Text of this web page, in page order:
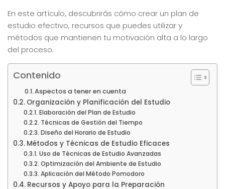
En este artículo, descubrirás cómo crear un plan de
estudio efectivo, recursos que puedes utilizar y
métodos que mantienen tu motivación alta a lo largo
del proceso.
Contenido
Aspectos a tener en cuenta
Organización y Planificación del Estudio
Elaboración del Plan de Estudio
Técnicas de Gestión del Tiempo
Diseño del Horario de Estudio
Métodos y Técnicas de Estudio Eficaces
Uso de Técnicas de Estudio Avanzadas
Optimización del Ambiente de Estudio
Aplicación del Método Pomodoro
Recursos y Apoyo para la Preparación